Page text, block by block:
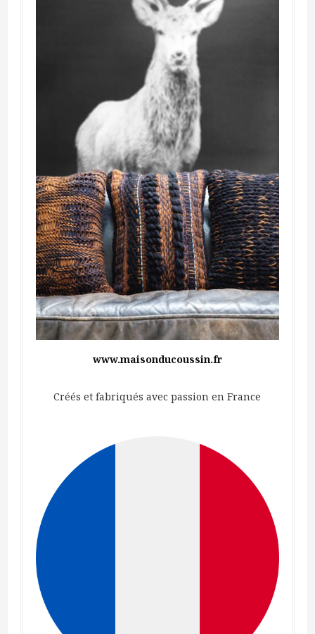
www.maisonducoussin.fr
Créés et fabriqués avec passion en France